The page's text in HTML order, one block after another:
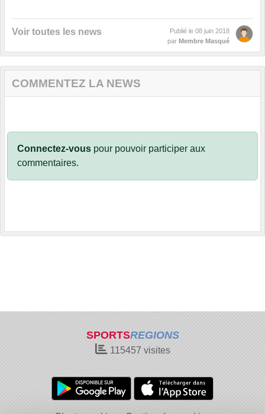
Voir toutes les news Publié le 08 juin 2018
par Membre Masqué
COMMENTEZ LA NEWS
Connectez-vous pour pouvoir participer aux
commentaires.
SPORTSREGIONS
115457 visites